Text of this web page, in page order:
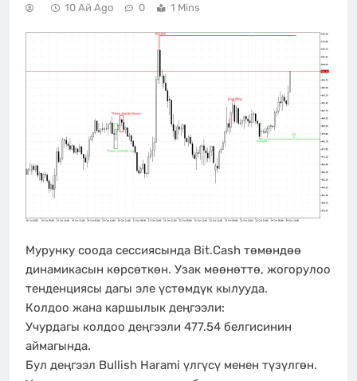
10 Ай Ago 0 1 Mins
Мурунку соода сессиясында Bit.Cash төмөндөө
динамикасын көрсөткөн. Узак мөөнөттө, жогорулоо
тенденциясы дагы эле үстөмдүк кылууда.
Колдоо жана каршылык деңгээли:
Учурдагы колдоо деңгээли 477.54 белгисинин
аймагында.
Бул деңгээл Bullish Harami үлгүсү менен түзүлгөн.